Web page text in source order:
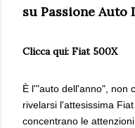
su Passione Auto
Clicca qui: Fiat 500X
È l'"auto dell'anno", non
rivelarsi l'attesissima
concentrano le